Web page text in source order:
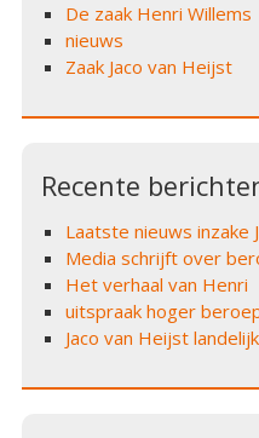
De zaak Henri Willems
nieuws
Zaak Jaco van Heijst
Recente
Laatste nieuws inzake
Media schrijft over
Het verhaal van Henri
uitspraak hoger
Jaco van Heijst